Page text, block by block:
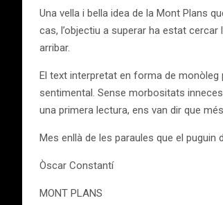
Una vella i bella idea de la Mont Plans
cas, l’objectiu a superar ha estat
arribar.
El text interpretat en forma de monòleg
sentimental. Sense morbositats
una primera lectura, ens van dir que
Mes enllà de les paraules que el puguin
Òscar Constantí
MONT PLANS